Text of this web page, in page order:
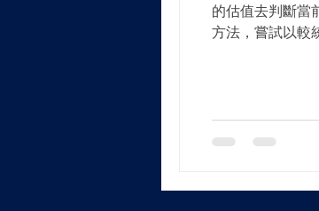
的估值去判斷當
方法，嘗試以較